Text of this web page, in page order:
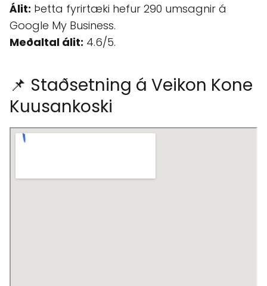
Álit: Þetta fyrirtæki hefur 290 umsagnir á
Google My Business.
Meðaltal álit: 4.6/5.
📌 Staðsetning á Veikon Kone
Kuusankoski